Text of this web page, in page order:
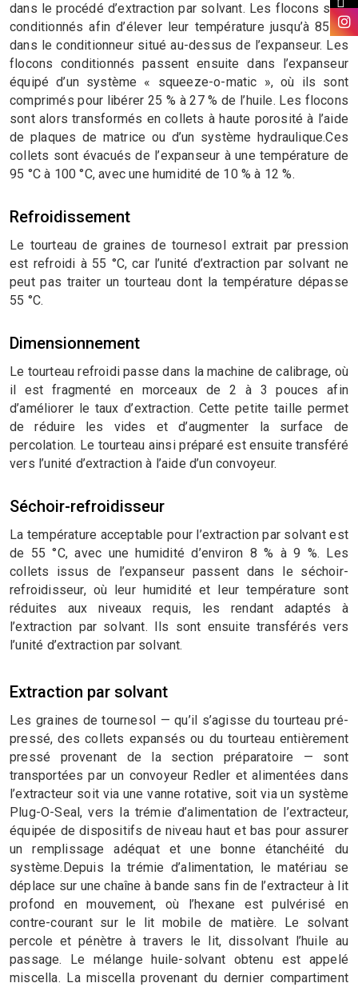
dans le procédé d’extraction par solvant. Les flocons sont
conditionnés afin d’élever leur température jusqu’à 85 °C
dans le conditionneur situé au-dessus de l’expanseur. Les
flocons conditionnés passent ensuite dans l’expanseur
équipé d’un système « squeeze-o-matic », où ils sont
comprimés pour libérer 25 % à 27 % de l’huile. Les flocons
sont alors transformés en collets à haute porosité à l’aide
de plaques de matrice ou d’un système hydraulique.Ces
collets sont évacués de l’expanseur à une température de
95 °C à 100 °C, avec une humidité de 10 % à 12 %.
Refroidissement
Le tourteau de graines de tournesol extrait par pression
est refroidi à 55 °C, car l’unité d’extraction par solvant ne
peut pas traiter un tourteau dont la température dépasse
55 °C.
Dimensionnement
Le tourteau refroidi passe dans la machine de calibrage, où
il est fragmenté en morceaux de 2 à 3 pouces afin
d’améliorer le taux d’extraction. Cette petite taille permet
de réduire les vides et d’augmenter la surface de
percolation. Le tourteau ainsi préparé est ensuite transféré
vers l’unité d’extraction à l’aide d’un convoyeur.
Séchoir-refroidisseur
La température acceptable pour l’extraction par solvant est
de 55 °C, avec une humidité d’environ 8 % à 9 %. Les
collets issus de l’expanseur passent dans le séchoir-
refroidisseur, où leur humidité et leur température sont
réduites aux niveaux requis, les rendant adaptés à
l’extraction par solvant. Ils sont ensuite transférés vers
l’unité d’extraction par solvant.
Extraction par solvant
Les graines de tournesol — qu’il s’agisse du tourteau pré-
pressé, des collets expansés ou du tourteau entièrement
pressé provenant de la section préparatoire — sont
transportées par un convoyeur Redler et alimentées dans
l’extracteur soit via une vanne rotative, soit via un système
Plug-O-Seal, vers la trémie d’alimentation de l’extracteur,
équipée de dispositifs de niveau haut et bas pour assurer
un remplissage adéquat et une bonne étanchéité du
système.Depuis la trémie d’alimentation, le matériau se
déplace sur une chaîne à bande sans fin de l’extracteur à lit
profond en mouvement, où l’hexane est pulvérisé en
contre-courant sur le lit mobile de matière. Le solvant
percole et pénètre à travers le lit, dissolvant l’huile au
passage. Le mélange huile-solvant obtenu est appelé
miscella. La miscella provenant du dernier compartiment